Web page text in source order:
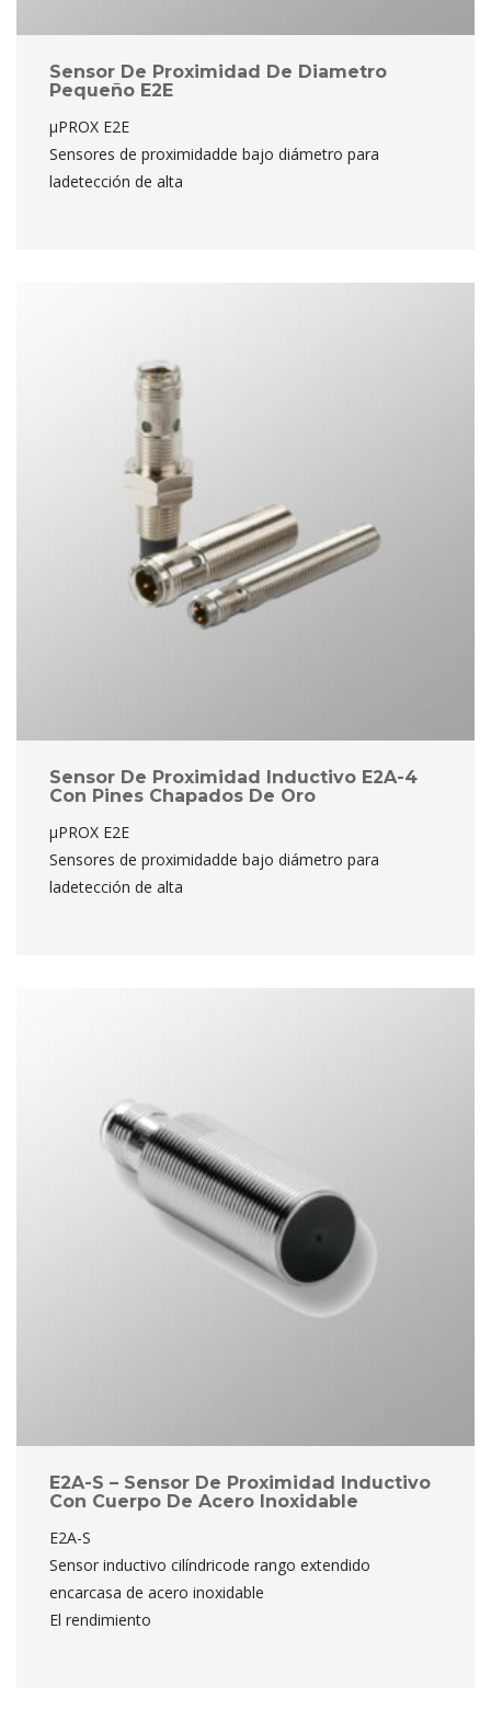
Sensor De Proximidad De Diametro
Pequeño E2E
µPROX E2E
Sensores de proximidadde bajo diámetro para
ladetección de alta
Sensor De Proximidad Inductivo E2A-4
Con Pines Chapados De Oro
µPROX E2E
Sensores de proximidadde bajo diámetro para
ladetección de alta
E2A-S – Sensor De Proximidad Inductivo
Con Cuerpo De Acero Inoxidable
E2A-S
Sensor inductivo cilíndricode rango extendido
encarcasa de acero inoxidable
El rendimiento